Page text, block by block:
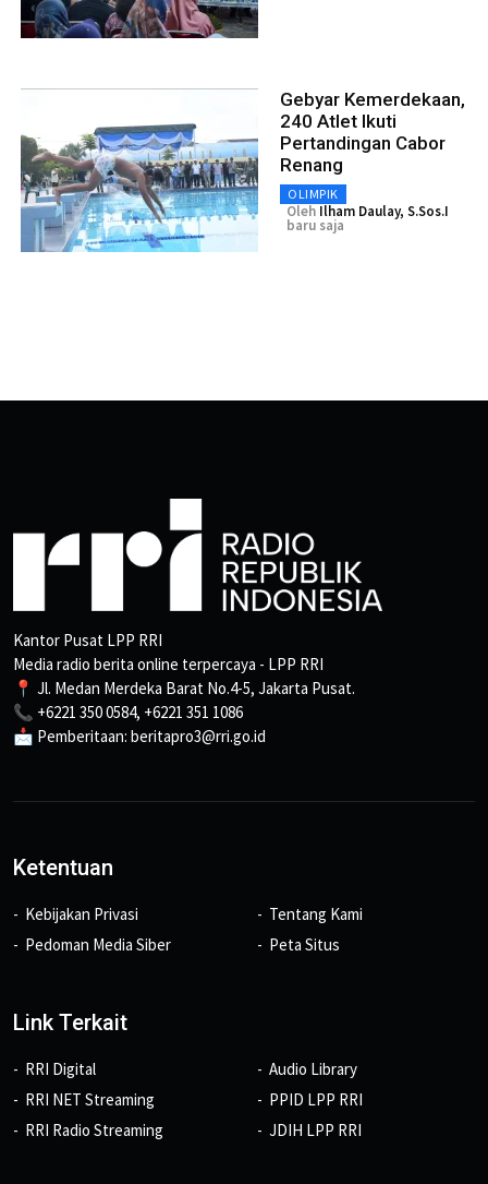
Gebyar Kemerdekaan,
240 Atlet Ikuti
Pertandingan Cabor
Renang
OLIMPIK
Oleh Ilham Daulay, S.Sos.I
baru saja
Kantor Pusat LPP RRI
Media radio berita online terpercaya - LPP RRI
📍 Jl. Medan Merdeka Barat No.4-5, Jakarta Pusat.
📞 +6221 350 0584, +6221 351 1086
📩 Pemberitaan: beritapro3@rri.go.id
Ketentuan
Kebijakan Privasi
Pedoman Media Siber
Tentang Kami
Peta Situs
Link Terkait
RRI Digital
RRI NET Streaming
RRI Radio Streaming
Audio Library
PPID LPP RRI
JDIH LPP RRI